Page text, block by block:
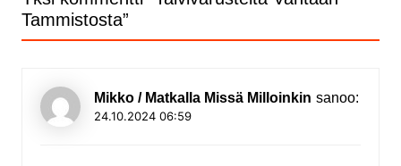
Tammistosta”
Mikko / Matkalla Missä Milloinkin sanoo:
24.10.2024 06:59